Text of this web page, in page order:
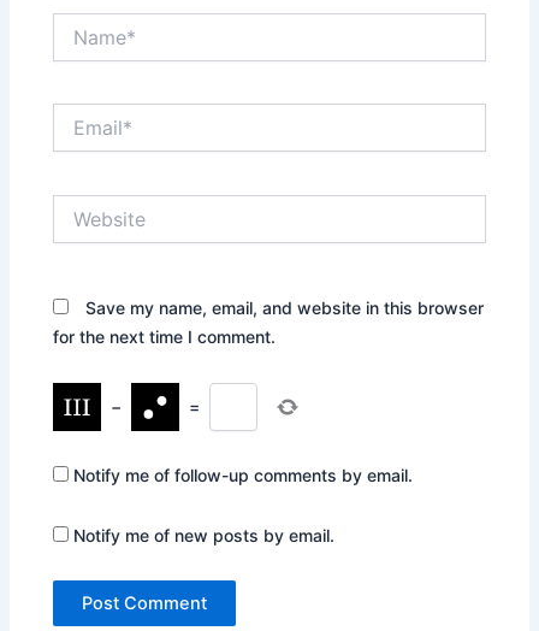
Save my name, email, and website in this browser
for the next time I comment.
− =
Notify me of follow-up comments by email.
Notify me of new posts by email.